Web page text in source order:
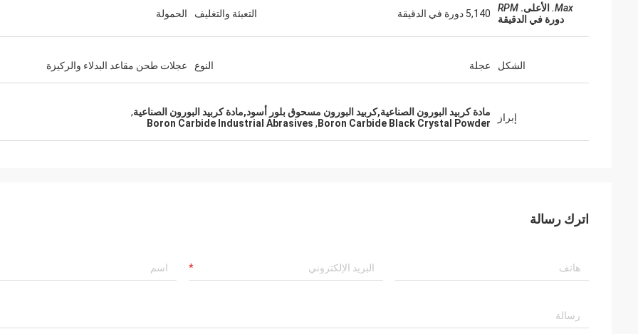
Max. الأعلى. RPM
دورة في الدقيقة
5,140 دورة في الدقيقة التعبئة والتغليف الحمولة
الشكل عجلة النوع عجلات طحن مقاعد البدلاء والركيزة
إبراز مادة كربيد البورون الصناعية,كربيد البورون مسحوق بلور أسود,مادة كربيد البورون الصناعية,
Boron Carbide Black Crystal Powder
,
Boron Carbide Industrial Abrasives
اترك رسالة